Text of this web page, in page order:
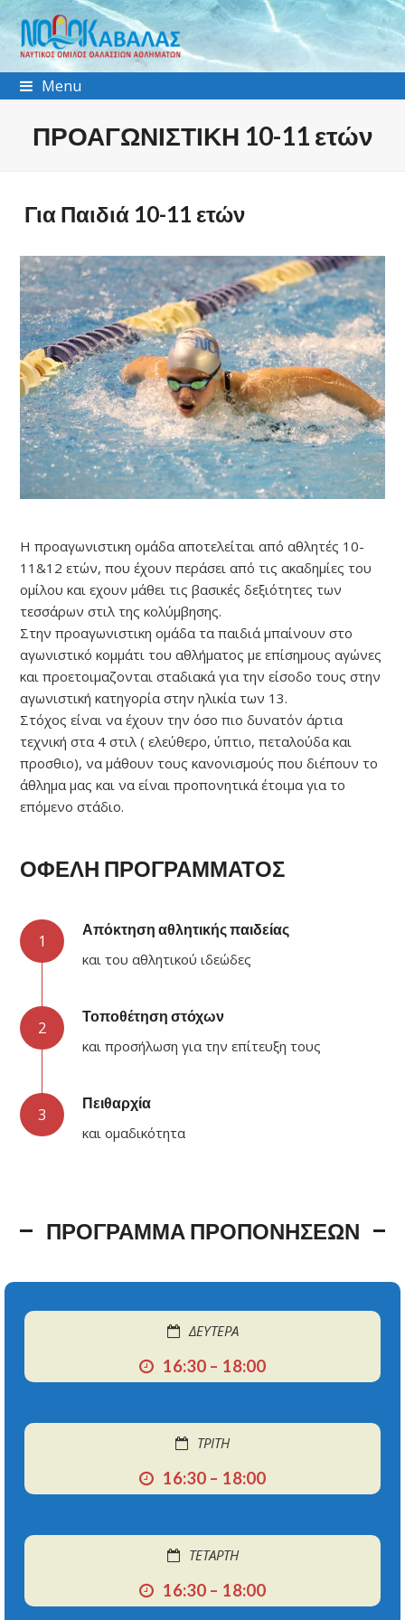
Menu
ΠΡΟΑΓΩΝΙΣΤΙΚΗ 10-11 ετών
Για Παιδιά 10-11 ετών
Η προαγωνιστικη ομάδα αποτελείται από αθλητές 10-
11&12 ετών, που έχουν περάσει από τις ακαδημίες του
ομίλου και εχουν μάθει τις βασικές δεξιότητες των
τεσσάρων στιλ της κολύμβησης.
Στην προαγωνιστικη ομάδα τα παιδιά μπαίνουν στο
αγωνιστικό κομμάτι του αθλήματος με επίσημους αγώνες
και προετοιμαζονται σταδιακά για την είσοδο τους στην
αγωνιστική κατηγορία στην ηλικία των 13.
Στόχος είναι να έχουν την όσο πιο δυνατόν άρτια
τεχνική στα 4 στιλ ( ελεύθερο, ύπτιο, πεταλούδα και
προσθιο), να μάθουν τους κανονισμούς που διέπουν το
άθλημα μας και να είναι προπονητικά έτοιμα για το
επόμενο στάδιο.
ΟΦΕΛΗ ΠΡΟΓΡΑΜΜΑΤΟΣ
1
Απόκτηση αθλητικής παιδείας
και του αθλητικού ιδεώδες
2
Τοποθέτηση στόχων
και προσήλωση για την επίτευξη τους
3
Πειθαρχία
και ομαδικότητα
ΠΡΟΓΡΑΜΜΑ ΠΡΟΠΟΝΗΣΕΩΝ
ΔΕΥΤΕΡΑ
16:30 – 18:00
ΤΡΙΤΗ
16:30 – 18:00
ΤΕΤΑΡΤΗ
16:30 – 18:00